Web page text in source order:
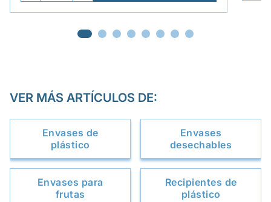
VER MÁS ARTÍCULOS DE:
Envases de
plástico
Envases
desechables
Envases para
frutas
Recipientes de
plástico